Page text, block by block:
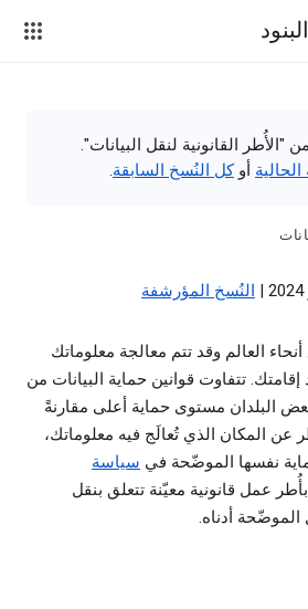
القانونية لنقل البيانات".
أوكل النُسخ السابقة.
النُسخ المؤرشفة
العالم وقد تتم معالجة معلوماتك
تتفاوت قوانين حماية البيانات من
البلدان مستوى حماية أعلى مقارنةً
عن المكان الذي تُعالَج فيه معلوماتك،
نفسها الموضّحة في سياسة
عمل قانونية معيّنة تتعلق بنقل
الموضّحة أدناه.